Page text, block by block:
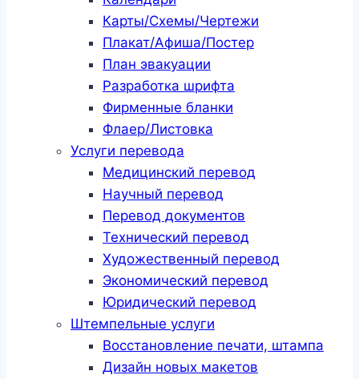
Карты/Схемы/Чертежи
Плакат/Афиша/Постер
План эвакуации
Разработка шрифта
Фирменные бланки
Флаер/Листовка
Услуги перевода
Медицинский перевод
Научный перевод
Перевод документов
Технический перевод
Художественный перевод
Экономический перевод
Юридический перевод
Штемпельные услуги
Восстановление печати, штампа
Дизайн новых макетов